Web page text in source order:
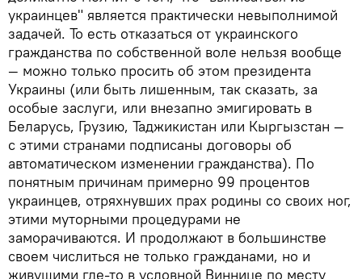
украинцев" является практически невыполнимой
задачей. То есть отказаться от украинского
гражданства по собственной воле нельзя вообще
— можно только просить об этом президента
Украины (или быть лишенным, так сказать, за
особые заслуги, или внезапно эмигировать в
Беларусь, Грузию, Таджикистан или Кыргызстан —
с этими странами подписаны договоры об
автоматическом изменении гражданства). По
понятным причинам примерно 99 процентов
украинцев, отряхнувших прах родины со своих ног,
этими муторными процедурами не
заморачиваются. И продолжают в большинстве
своем числиться не только гражданами, но и
живущими где-то в условной Виннице по месту